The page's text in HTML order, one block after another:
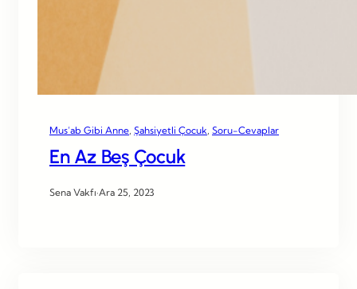
Mus’ab Gibi Anne Şahsiyetli Çocuk Soru-Cevaplar
En Az Beş Çocuk
Sena Vakfı·Ara 25, 2023